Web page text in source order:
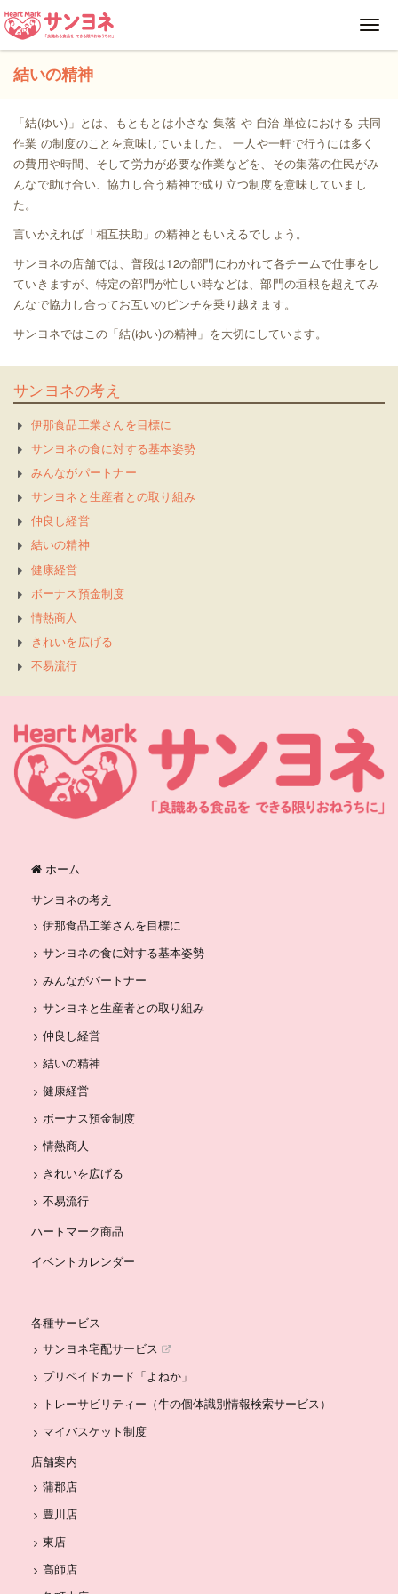
結いの精神
「結(ゆい)」とは、もともとは小さな 集落 や 自治 単位における 共同
作業 の制度のことを意味していました。 一人や一軒で行うには多く
の費用や時間、そして労力が必要な作業などを、その集落の住民がみ
んなで助け合い、協力し合う精神で成り立つ制度を意味していまし
た。
言いかえれば「相互扶助」の精神ともいえるでしょう。
サンヨネの店舗では、普段は12の部門にわかれて各チームで仕事をし
ていきますが、特定の部門が忙しい時などは、部門の垣根を超えてみ
んなで協力し合ってお互いのピンチを乗り越えます。
サンヨネではこの「結(ゆい)の精神」を大切にしています。
サンヨネの考え
伊那食品工業さんを目標に
サンヨネの食に対する基本姿勢
みんながパートナー
サンヨネと生産者との取り組み
仲良し経営
結いの精神
健康経営
ボーナス預金制度
情熱商人
きれいを広げる
不易流行
ホーム
サンヨネの考え
伊那食品工業さんを目標に
サンヨネの食に対する基本姿勢
みんながパートナー
サンヨネと生産者との取り組み
仲良し経営
結いの精神
健康経営
ボーナス預金制度
情熱商人
きれいを広げる
不易流行
ハートマーク商品
イベントカレンダー
各種サービス
サンヨネ宅配サービス
プリペイドカード「よねか」
トレーサビリティー（牛の個体識別情報検索サービス）
マイバスケット制度
店舗案内
蒲郡店
豊川店
東店
高師店